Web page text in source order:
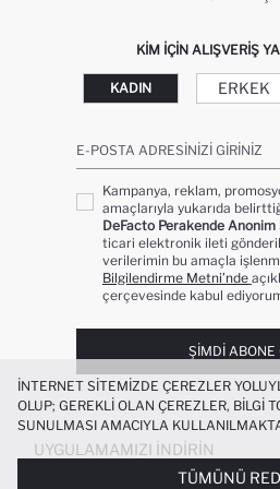
KIM IÇIN ALIŞVERIŞ
KADIN ERKEK
E-POSTA ADRESINIZI GIRINIZ
Kampanya, reklam,
amaçlarıyla yukarıda
DeFacto Perakende
ticari elektronik ileti
verilerimin bu amaçla
Bilgilendirme Metni’nde
çerçevesinde kabul
ŞIMDI ABONE
UYGULAMAMIZI İNDIRIN
İNTERNET SITEMIZDE ÇEREZLER
OLUP; GEREKLI OLAN ÇEREZLER, BILGI
SUNULMASI AMACIYLA
ÜÇÜNCÜ TARAF ÇEREZLER ISE SIZE
DENEYIMI SUNULABILMESI, SITEMIZIN
KIŞISELLEŞTIRMESI VE AÇIK RIZA
TÜMÜNÜ